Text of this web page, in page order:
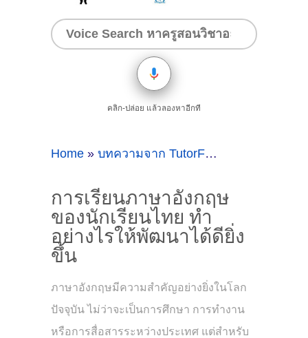
คลิก-ปล่อย แล้วลองหาอีกที
Home » บทความจาก TutorFerry
การเรียนภาษาอังกฤษ
ของนักเรียนไทย ทำ
อย่างไรให้พัฒนาได้ดียิ่ง
ขึ้น
ภาษาอังกฤษมีความสำคัญอย่างยิ่งในโลก
ปัจจุบัน ไม่ว่าจะเป็นการศึกษา การทำงาน
หรือการสื่อสารระหว่างประเทศ แต่สำหรับ